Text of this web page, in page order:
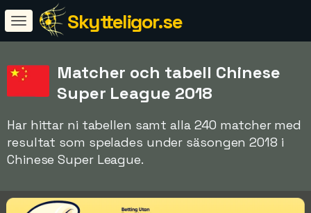
Skytteligor.se
Matcher och tabell Chinese
Super League 2018
Har hittar ni tabellen samt alla 240 matcher med
resultat som spelades under säsongen 2018 i
Chinese Super League.